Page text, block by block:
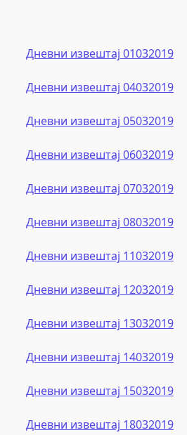
Дневни извештај 01032019
Дневни извештај 04032019
Дневни извештај 05032019
Дневни извештај 06032019
Дневни извештај 07032019
Дневни извештај 08032019
Дневни извештај 11032019
Дневни извештај 12032019
Дневни извештај 13032019
Дневни извештај 14032019
Дневни извештај 15032019
Дневни извештај 18032019